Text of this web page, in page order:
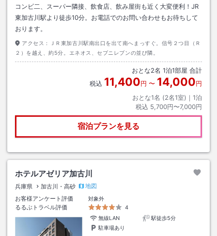
コンビ二、スーパー隣接、飲食店、飲み屋街も近く大変便利！JR
東加古川駅より徒歩10分。お電話でのお問い合わせもお待ちして
おります。
アクセス：
ＪＲ東加古川駅南出口を出て南へまっすぐ。信号２つ目（Ｒ
２）を越え、約5分。エネオス、セブニレブンの並び隣。
おとな2名 1泊1部屋 合計
税込 11,400円 〜 14,000円
おとな1名 (2名1室)｜ 1泊
税込 5,700円〜7,000円
宿泊プランを見る
ホテルアゼリア加古川
兵庫県 加古川・高砂
地図
お客様アンケート評価
対象外
るるぶトラベル評価
4
無線LAN
駅徒歩5分
駐車場あり